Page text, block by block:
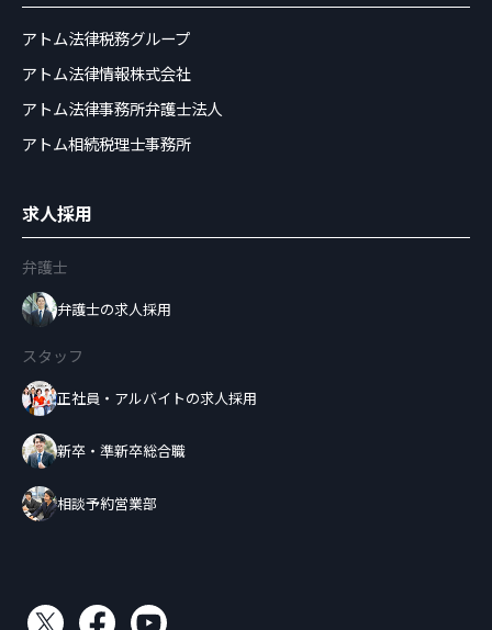
アトム法律税務グループ
アトム法律情報株式会社
アトム法律事務所弁護士法人
アトム相続税理士事務所
求人採用
弁護士
弁護士の求人採用
スタッフ
正社員・アルバイトの求人採用
新卒・準新卒総合職
相談予約営業部